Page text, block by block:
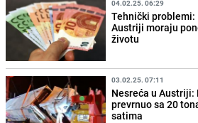
04.02.25. 06:29
Tehnički problemi:
Austriji moraju
životu
03.02.25. 07:11
Nesreća u Austriji:
prevrnuo sa 20
satima